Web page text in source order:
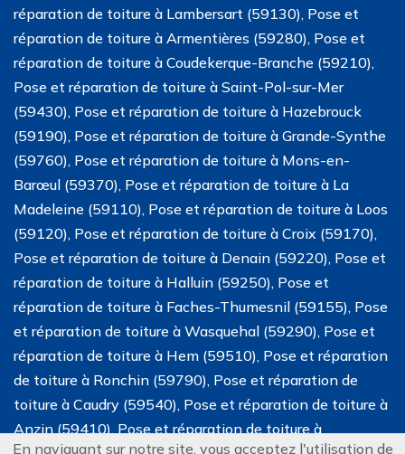
réparation de toiture à Lambersart (59130), Pose et
réparation de toiture à Armentières (59280), Pose et
réparation de toiture à Coudekerque-Branche (59210),
Pose et réparation de toiture à Saint-Pol-sur-Mer
(59430), Pose et réparation de toiture à Hazebrouck
(59190), Pose et réparation de toiture à Grande-Synthe
(59760), Pose et réparation de toiture à Mons-en-
Barœul (59370), Pose et réparation de toiture à La
Madeleine (59110), Pose et réparation de toiture à Loos
(59120), Pose et réparation de toiture à Croix (59170),
Pose et réparation de toiture à Denain (59220), Pose et
réparation de toiture à Halluin (59250), Pose et
réparation de toiture à Faches-Thumesnil (59155), Pose
et réparation de toiture à Wasquehal (59290), Pose et
réparation de toiture à Hem (59510), Pose et réparation
de toiture à Ronchin (59790), Pose et réparation de
toiture à Caudry (59540), Pose et réparation de toiture à
Anzin (59410), Pose et réparation de toiture à
En naviguant sur notre site, vous acceptez l'utilisation de